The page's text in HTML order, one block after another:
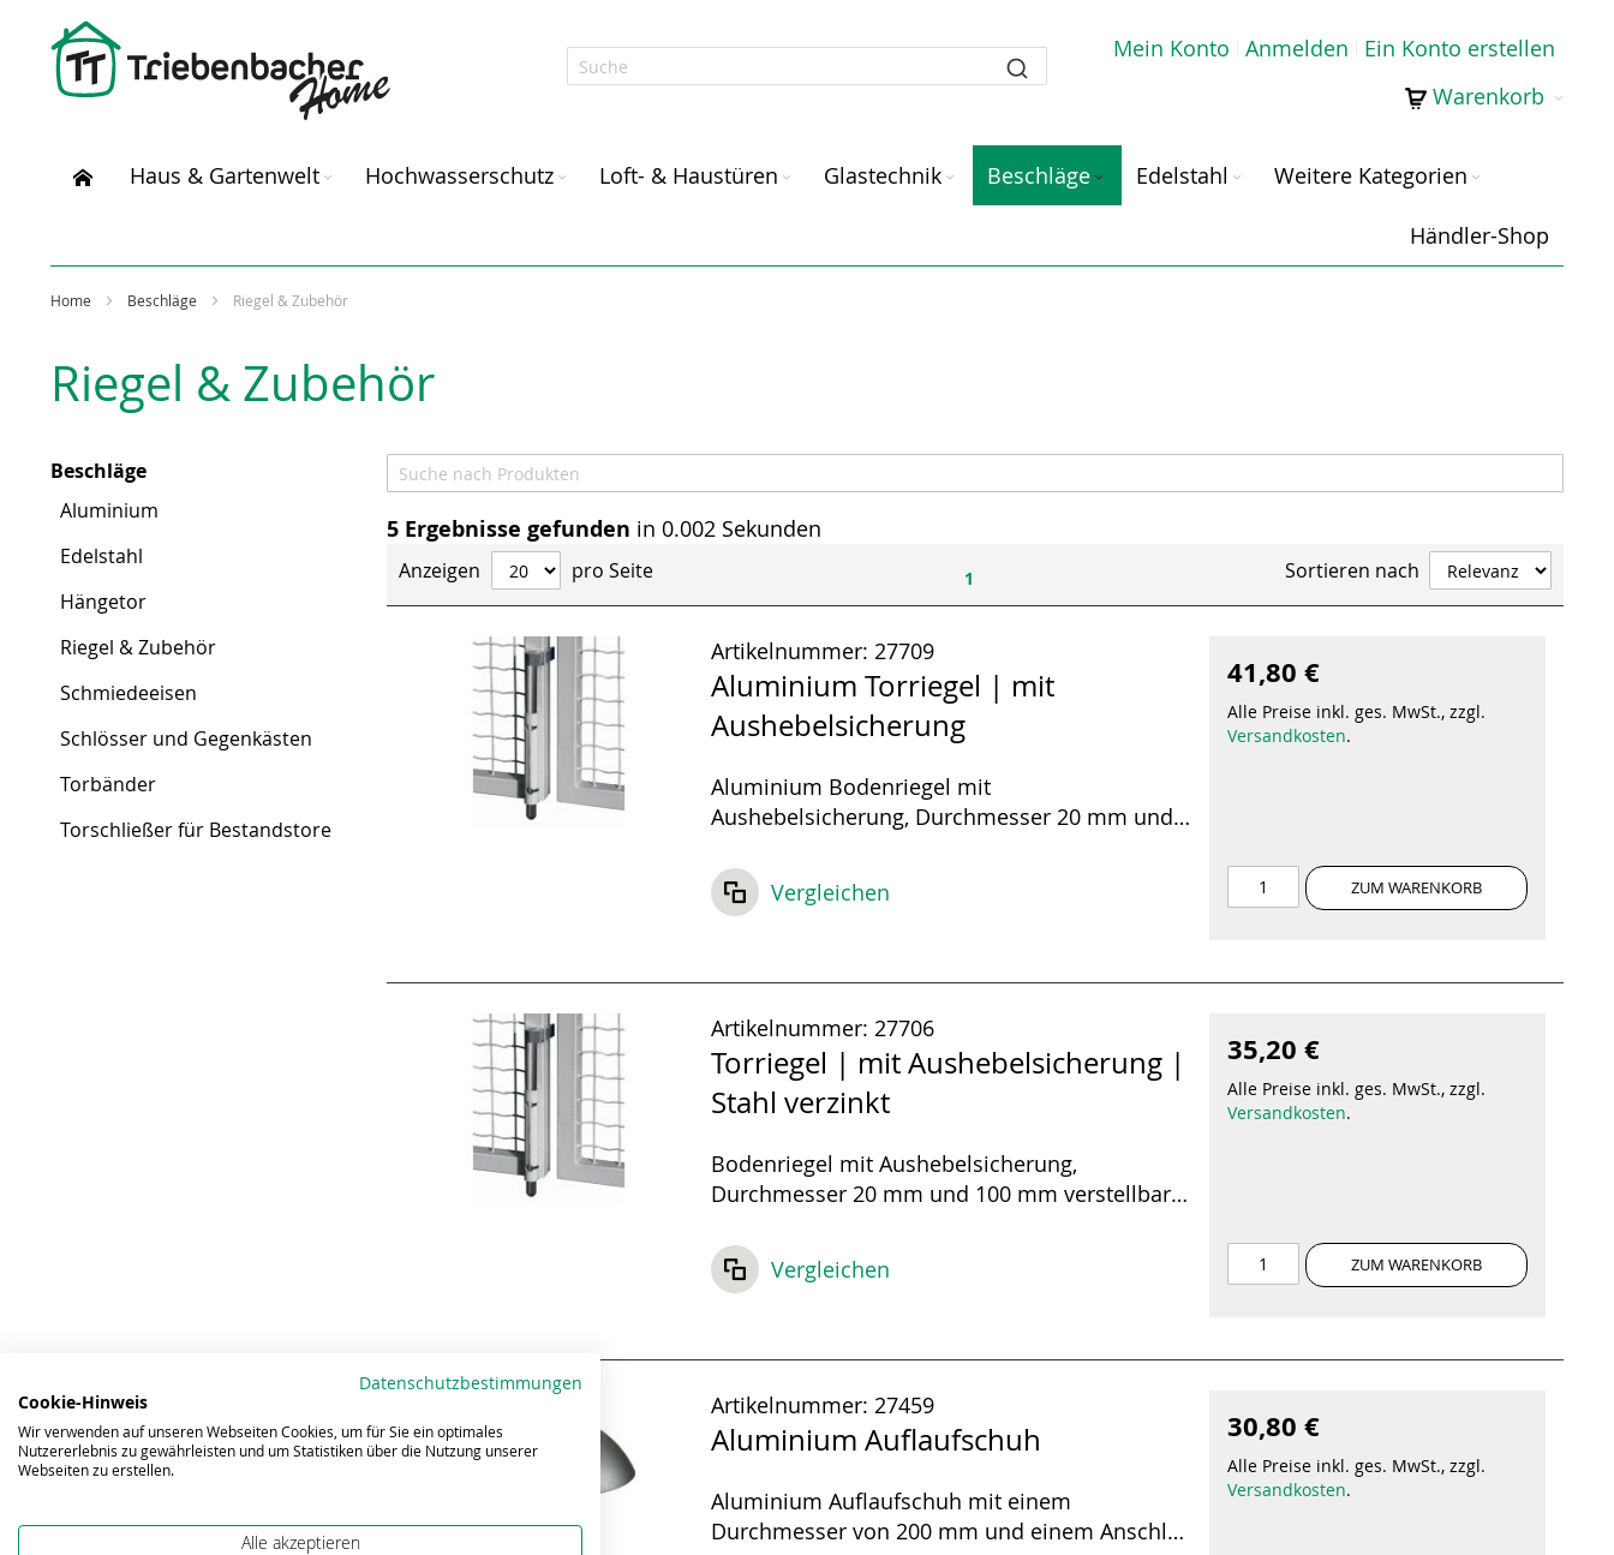
Direkt
zum
Mein Konto Anmelden
Ein Konto erstellen
Warenkorb
Haus & Gartenwelt Hochwasserschutz Loft- & Haustüren Glastechnik Beschläge Edelstahl Weitere Kategorien
Händler-Shop
Home Beschläge Riegel & Zubehör
Riegel & Zubehör
Beschläge
Aluminium
Edelstahl
Hängetor
Riegel & Zubehör
Schmiedeeisen
Schlösser und Gegenkästen
Torbänder
Torschließer für Bestandstore
5Ergebnisse gefunden in 0.002 Sekunden
Anzeigen pro Seite Sortieren nach
1
Artikelnummer: 27709
Aluminium Torriegel | mit
Aushebelsicherung
Aluminium Bodenriegel mit
Aushebelsicherung, Durchmesser 20 mm und
Vergleichen
41,80 €
Alle Preise inkl. ges. MwSt., zzgl.
Versandkosten.
ZUM WARENKORB
Artikelnummer: 27706
Torriegel | mit Aushebelsicherung |
Stahl verzinkt
Bodenriegel mit Aushebelsicherung,
Durchmesser 20 mm und 100 mm verstellbare
Vergleichen
35,20 €
Alle Preise inkl. ges. MwSt., zzgl.
Versandkosten.
ZUM WARENKORB
Artikelnummer: 27459
Aluminium Auflaufschuh
Aluminium Auflaufschuh mit einem
Durchmesser von 200 mm und einem Anschlag
30,80 €
Alle Preise inkl. ges. MwSt., zzgl.
Versandkosten.
Datenschutzbestimmungen
Cookie-Hinweis
Wir verwenden auf unseren Webseiten Cookies, um für Sie ein optimales
Nutzererlebnis zu gewährleisten und um Statistiken über die Nutzung unserer
Webseiten zu erstellen.
Alle akzeptieren